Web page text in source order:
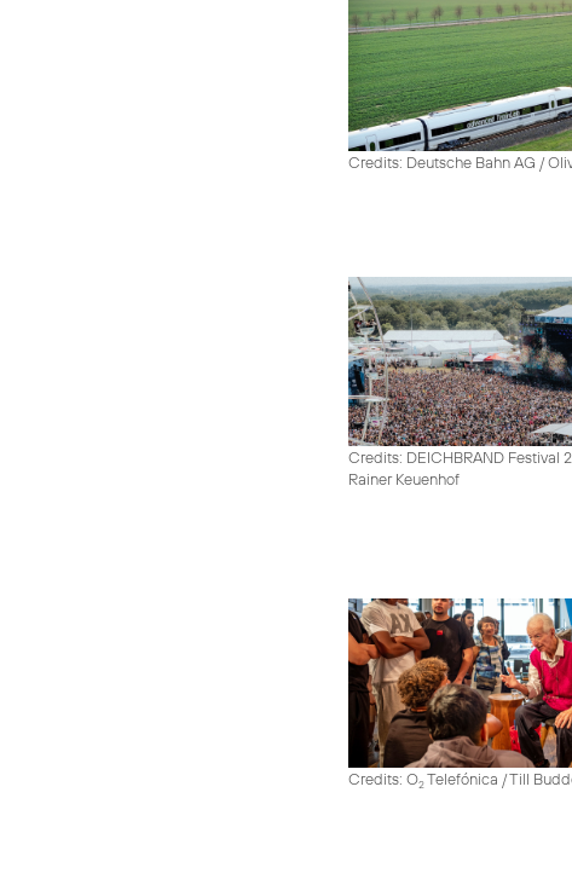
Credits: Deutsche Bahn AG /
Credits: DEICHBRAND Festival
Rainer Keuenhof
Credits: O2Telefónica / Till